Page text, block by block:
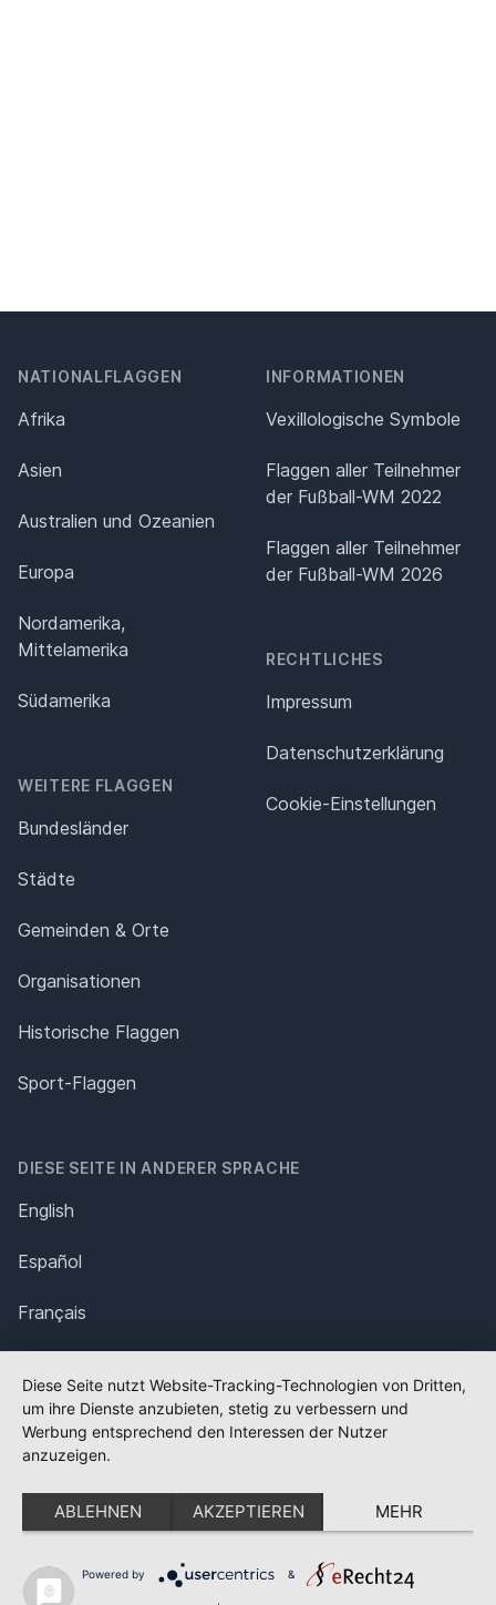
NATIONALFLAGGEN
Afrika
Asien
Australien und Ozeanien
Europa
Nordamerika,
Mittelamerika
Südamerika
WEITERE FLAGGEN
Bundesländer
Städte
Gemeinden & Orte
Organisationen
Historische Flaggen
Sport-Flaggen
INFORMATIONEN
Vexillologische Symbole
Flaggen aller Teilnehmer
der Fußball-WM 2022
Flaggen aller Teilnehmer
der Fußball-WM 2026
RECHTLICHES
Impressum
Datenschutz­erklärung
Cookie-Einstellungen
DIESE SEITE IN ANDERER SPRACHE
English
Español
Français
Polska
Português
Nederlands
Svenska
Diese Seite nutzt Website-Tracking-Technologien von Dritten,
um ihre Dienste anzubieten, stetig zu verbessern und
Werbung entsprechend den Interessen der Nutzer
anzuzeigen.
ABLEHNEN AKZEPTIEREN MEHR
Powered by &